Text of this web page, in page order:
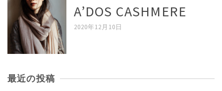
A’DOS CASHMERE
2020年12月10日
最近の投稿